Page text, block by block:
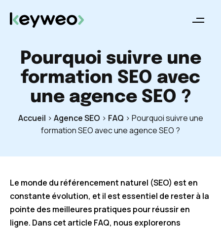
Pourquoi suivre une
formation SEO avec
une agence SEO ?
Accueil > Agence SEO > FAQ > Pourquoi suivre une
formation SEO avec une agence SEO ?
Le monde du référencement naturel (SEO) est en
constante évolution, et il est essentiel de rester à la
pointe des meilleures pratiques pour réussir en
ligne. Dans cet article FAQ, nous explorerons